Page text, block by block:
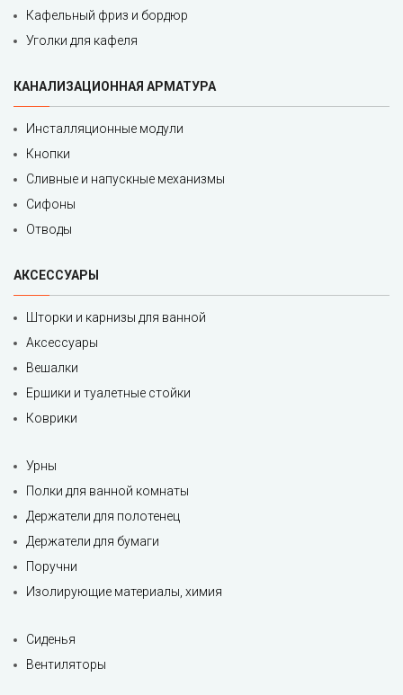
Кафельный фриз и бордюр
Уголки для кафеля
КАНАЛИЗАЦИОННАЯ АРМАТУРА
Инсталляционные модули
Кнопки
Сливные и напускные механизмы
Сифоны
Отводы
АКСЕССУАРЫ
Шторки и карнизы для ванной
Аксессуары
Вешалки
Ершики и туалетные стойки
Коврики
Урны
Полки для ванной комнаты
Держатели для полотенец
Держатели для бумаги
Поручни
Изолирующие материалы, химия
Сиденья
Вентиляторы